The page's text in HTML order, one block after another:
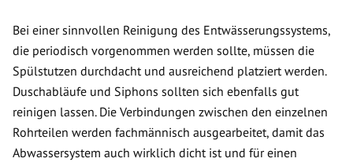
Bei einer sinnvollen Reinigung des Entwässerungssystems,
die periodisch vorgenommen werden sollte, müssen die
Spülstutzen durchdacht und ausreichend platziert werden.
Duschabläufe und Siphons sollten sich ebenfalls gut
reinigen lassen. Die Verbindungen zwischen den einzelnen
Rohrteilen werden fachmännisch ausgearbeitet, damit das
Abwassersystem auch wirklich dicht ist und für einen